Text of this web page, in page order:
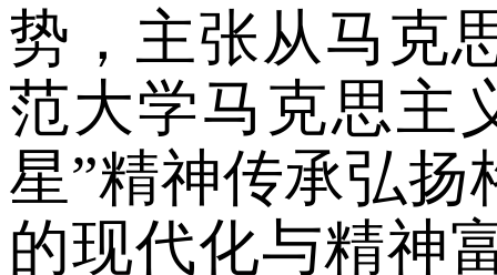
势，主张从马克
范大学马克思主
星”精神传承弘扬
的现代化与精神